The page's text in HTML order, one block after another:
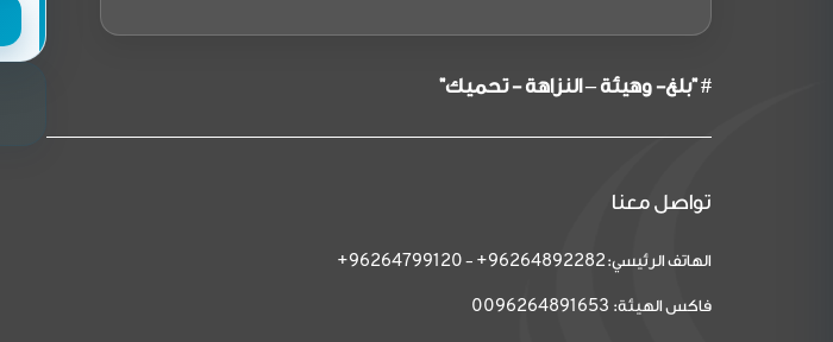
# "بلغ- وهيئة – النزاهة - تحميك"
تواصل معنا
الهاتف الرئيسي: 96264892282+
-
96264799120+
فاكس الهيئة: 0096264891653